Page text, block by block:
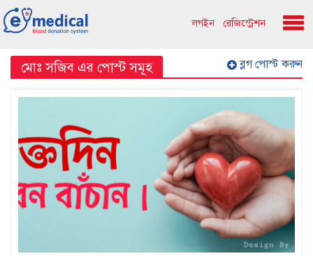
লগইন রেজিস্ট্রেশন
মোঃ সজিব এর পোস্ট সমূহ ব্লগ পোস্ট করুন